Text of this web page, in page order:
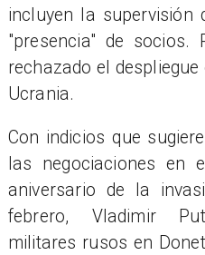
incluyen la supervisión
"presencia" de
rechazado el
Ucrania.
Con indicios que
las negociaciones en
aniversario de la
febrero, Vladimir
militares rusos en